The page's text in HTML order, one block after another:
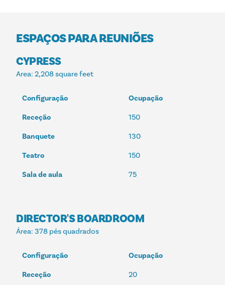
ESPAÇOS PARA REUNIÕES
CYPRESS
Area: 2,208 square feet
Configuração
Ocupação
Receção
150
Banquete
130
Teatro
150
Sala de aula
75
DIRECTOR'S BOARDROOM
Área: 378 pés quadrados
Configuração
Ocupação
Receção
20